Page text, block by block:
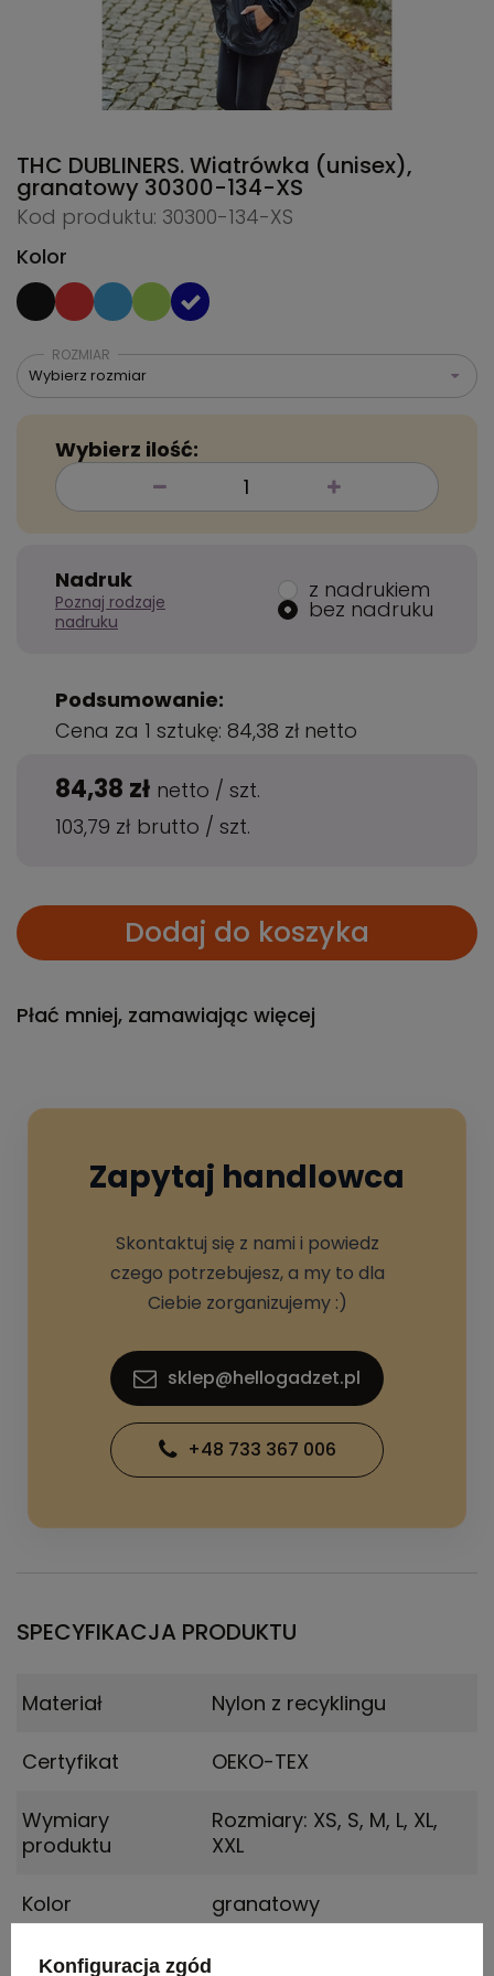
THC DUBLINERS. Wiatrówka (unisex),
granatowy 30300-134-XS
Kod produktu: 30300-134-XS
Kolor
ROZMIAR
Wybierz rozmiar
Wybierz ilość:
Nadruk
Poznaj rodzaje
nadruku
z nadrukiem
bez nadruku
Podsumowanie:
Cena za 1 sztukę: 84,38 zł netto
84,38 zł netto / szt.
103,79 zł brutto / szt.
Dodaj do koszyka
Płać mniej, zamawiając więcej
Zapytaj handlowca
Skontaktuj się z nami i powiedz
czego potrzebujesz, a my to dla
Ciebie zorganizujemy :)
sklep@hellogadzet.pl
+48 733 367 006
SPECYFIKACJA PRODUKTU
Materiał Nylon z recyklingu
Certyfikat OEKO-TEX
Wymiary
produktu
Rozmiary: XS, S, M, L, XL,
XXL
Kolor granatowy
Konfiguracja zgód